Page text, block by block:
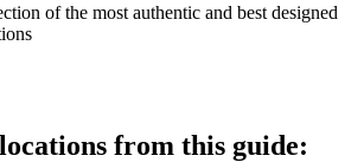
of the most authentic and best designed
from this guide: